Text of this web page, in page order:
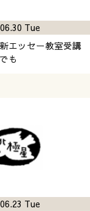
エッセー教室受講
も
Tue
Tue